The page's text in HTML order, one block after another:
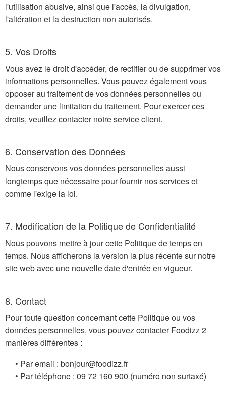
l'utilisation abusive, ainsi que l'accès, la divulgation,
l'altération et la destruction non autorisés.
5. Vos Droits
Vous avez le droit d'accéder, de rectifier ou de supprimer vos
informations personnelles. Vous pouvez également vous
opposer au traitement de vos données personnelles ou
demander une limitation du traitement. Pour exercer ces
droits, veuillez contacter notre service client.
6. Conservation des Données
Nous conservons vos données personnelles aussi
longtemps que nécessaire pour fournir nos services et
comme l'exige la loi.
7. Modification de la Politique de Confidentialité
Nous pouvons mettre à jour cette Politique de temps en
temps. Nous afficherons la version la plus récente sur notre
site web avec une nouvelle date d'entrée en vigueur.
8. Contact
Pour toute question concernant cette Politique ou vos
données personnelles, vous pouvez contacter Foodizz 2
manières différentes :
• Par email : rf.zzidoof@ruojnob
• Par téléphone : 009 061 27 90 (numéro non surtaxé)